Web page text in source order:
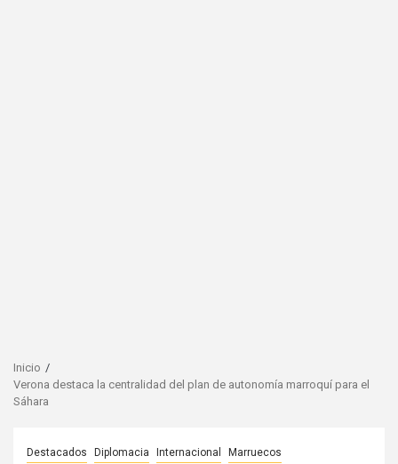
Inicio
Verona destaca la centralidad del plan de autonomía marroquí para el
Sáhara
Destacados Diplomacia Internacional Marruecos